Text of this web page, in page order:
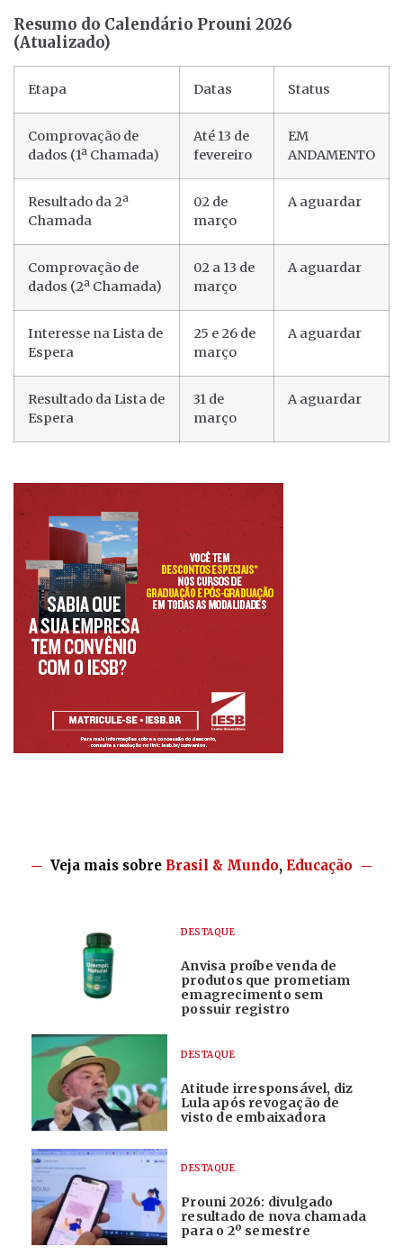
Resumo do Calendário Prouni 2026
(Atualizado)
Etapa Datas Status
Comprovação de
dados (1ª Chamada)
Até 13 de
fevereiro
EM
ANDAMENTO
Resultado da 2ª
Chamada
02 de
março
A aguardar
Comprovação de
dados (2ª Chamada)
02 a 13 de
março
A aguardar
Interesse na Lista de
Espera
25 e 26 de
março
A aguardar
Resultado da Lista de
Espera
31 de
março
A aguardar
Veja mais sobre Brasil & Mundo, Educação
DESTAQUE
Anvisa proíbe venda de
produtos que prometiam
emagrecimento sem
possuir registro
DESTAQUE
Atitude irresponsável, diz
Lula após revogação de
visto de embaixadora
DESTAQUE
Prouni 2026: divulgado
resultado de nova chamada
para o 2º semestre